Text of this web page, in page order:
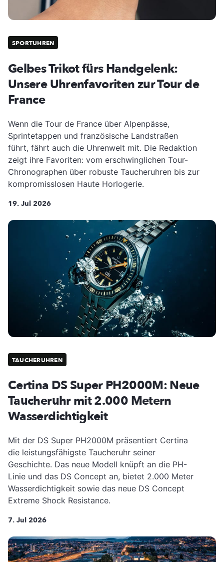
SPORTUHREN
Gelbes Trikot fürs Handgelenk:
Unsere Uhrenfavoriten zur Tour de
France
Wenn die Tour de France über Alpenpässe,
Sprintetappen und französische Landstraßen
führt, fährt auch die Uhrenwelt mit. Die Redaktion
zeigt ihre Favoriten: vom erschwinglichen Tour-
Chronographen über robuste Taucheruhren bis zur
kompromisslosen Haute Horlogerie.
19. Jul 2026
TAUCHERUHREN
Certina DS Super PH2000M: Neue
Taucheruhr mit 2.000 Metern
Wasserdichtigkeit
Mit der DS Super PH2000M präsentiert Certina
die leistungsfähigste Taucheruhr seiner
Geschichte. Das neue Modell knüpft an die PH-
Linie und das DS Concept an, bietet 2.000 Meter
Wasserdichtigkeit sowie das neue DS Concept
Extreme Shock Resistance.
7. Jul 2026